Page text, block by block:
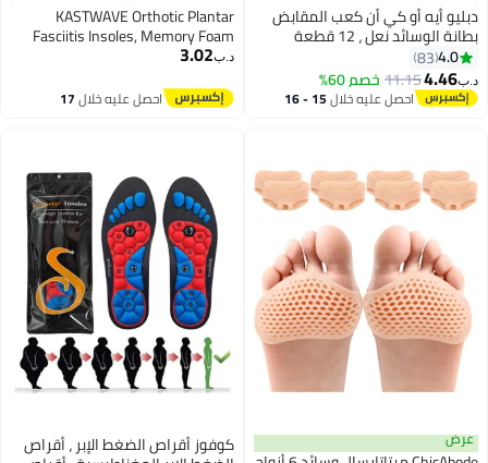
أيه أو كي أن كعب المقابض
بطانة الوسائد نعل ، 12 قطعة
مقابض الكعب للأحذية
فضفاضة كبيرة جدا ، قابلة
الاستخدام لاصقة كعب حراس
منع فرك البثور حشو الانزلاق
4.0
83
4.46
11.15خصم 60%
احصل عليه خلال 15 - 16
KASTWAVE Orthotic Plantar
Fasciitis Insoles, Memory Foam
Insoles, 1/2 Inch Height Increase,
Cushioning Comfort Insoles for
Men and Women (Men 38-42.5/
د.ب‏ 3.02
احصل عليه خلال17
اغسطس
عرض كوفوز أقراص الضغط الإبر ، أقراص